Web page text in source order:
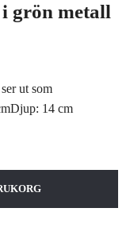
grön metall
ut som
14 cm